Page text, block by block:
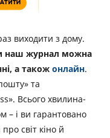
виходити з дому.
наш журнал можна
а також онлайн.
та
Всього хвилина-
– і ви гарантовано
світ кіно й